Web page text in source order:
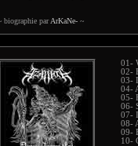
biographie parArKaNe- ~
01-
02-
03-
04-
05-
06-
07-
08-
09-
10-